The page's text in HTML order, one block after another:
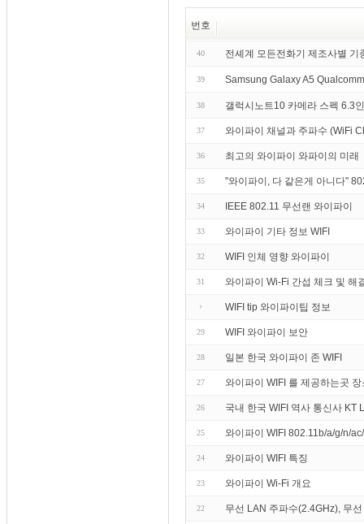
번호
40 전셰계 모든전화기 제조사별
39 Samsung Galaxy A5
38 갤럭시노트10 카메라 스펙 6.3
37 와이파이 채널과 주파수 (WiFi
36 최고의 와이파이 와파이의 미래
35 "와이파이, 다 같은게 아니다"
34 IEEE 802.11 무선랜 와이파이
33 와이파이 기타 정보 WIFI
32 WIFI 인체 영향 와이파이
31 와이파이 Wi-Fi 간섭 체크 및 해
WIFI tip 와이파이팁 정보
29 WIFI 와이파이 보안
28 일본 한국 와이파이 존 WIFI
27 와이파이 WIFI 를 제공하는곳 장
26 국내 한국 WIFI 역사 통신사 KT
25 와이파이 WIFI 802.11b/a/g/n/
24 와이파이 WIFI 특징
23 와이파이 Wi-Fi 개요
22 무선 LAN 주파수(2.4GHz), 무